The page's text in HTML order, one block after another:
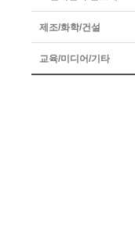
제조/화학/건설
교육/미디어/기타